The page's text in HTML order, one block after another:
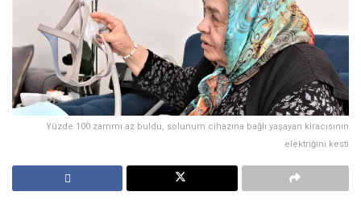
Yüzde 100 zammı az buldu, solunum cihazına bağlı yaşayan kiracısının
elektriğini kesti